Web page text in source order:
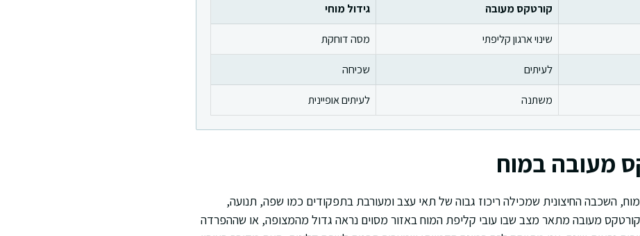
קורטקס מעובה
גידול מוחי
שינוי ארגון קליפתי
מסה דוחקת
לעיתים
שכיחה
משתנה לעיתים אופיינית
מעובה במוח
השכבה החיצונית שמכילה ריכוז גבוה של תאי עצב ומעורבת בתפקודים כמו שפה, תנועה,
קורטקס מעובה מתאר מצב שבו עובי קליפת המוח באזור מסוים נראה גדול מהמצופה, או שההפרדה